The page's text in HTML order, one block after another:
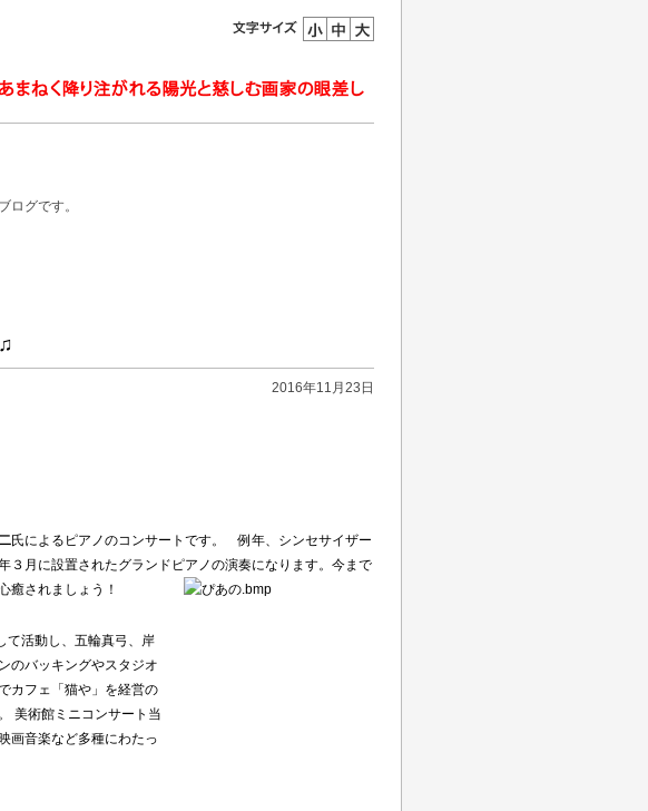
ログです。
2016年11月23日
氏によるピアノのコンサートです。 例年、シンセサイザー
３月に設置されたグランドピアノの演奏になります。今まで
心癒されましょう！
活動し、五輪真弓、岸
のバッキングやスタジオ
カフェ「猫や」を経営の
美術館ミニコンサート当
画音楽など多種にわたっ